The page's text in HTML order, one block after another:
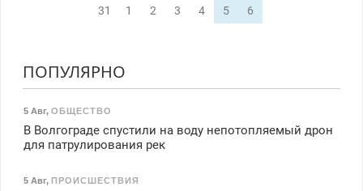
31
1 2 3 4 5 6
ПОПУЛЯРНО
5 Авг, ОБЩЕСТВО
В Волгограде спустили на воду непотопляемый дрон
для патрулирования рек
5 Авг, ПРОИСШЕСТВИЯ